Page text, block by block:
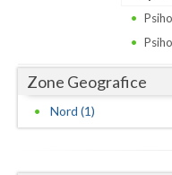
Giurgiu
Gorj
Zone Geografice
Nord (1)